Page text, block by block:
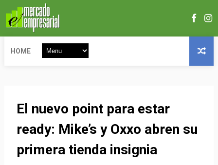
HOME
El nuevo point para estar
ready: Mike’s y Oxxo abren su
primera tienda insignia